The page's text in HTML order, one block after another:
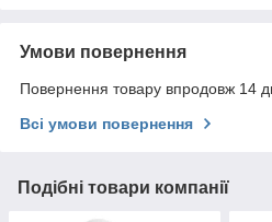
Умови повернення
Повернення товару впродовж 14
Всі умови повернення
Подібні товари компанії